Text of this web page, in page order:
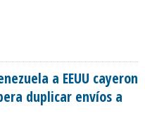
a EEUU cayeron
duplicar envíos a